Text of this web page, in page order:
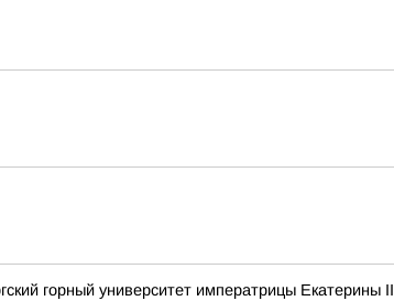
горный университет императрицы Екатерины II